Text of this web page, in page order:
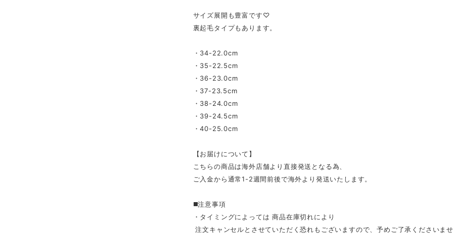
サイズ展開も豊富です♡
裏起毛タイプもあります。
・34-22.0cm
・35-22.5cm
・36-23.0cm
・37-23.5cm
・38-24.0cm
・39-24.5cm
・40-25.0cm
【お届けについて】
こちらの商品は海外店舗より直接発送となる為、
ご入金から通常1-2週間前後で海外より発送いたします。
◼️注意事項
・タイミングによっては 商品在庫切れにより
注文キャンセルとさせていただく恐れもございますので、予めご了承くださいませ